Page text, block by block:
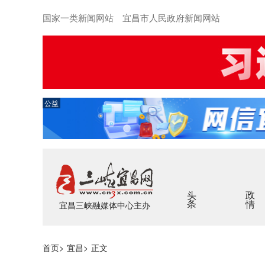
国家一类新闻网站 宜昌市人民政府新闻网站
公益
宜昌三峡融媒体中心主办
头条 政情
首页> 宜昌> 正文